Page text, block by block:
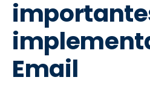
Email